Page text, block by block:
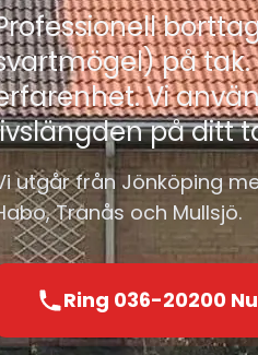
på tak.
Vi
på ditt
utgår från Jönköping
Tranås och Mullsjö.
Ring 036-20200 Nu